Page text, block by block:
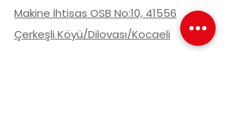
Makine İhtisas OSB No:10, 41556
Çerkeşli Köyü/Dilovası/Kocaeli